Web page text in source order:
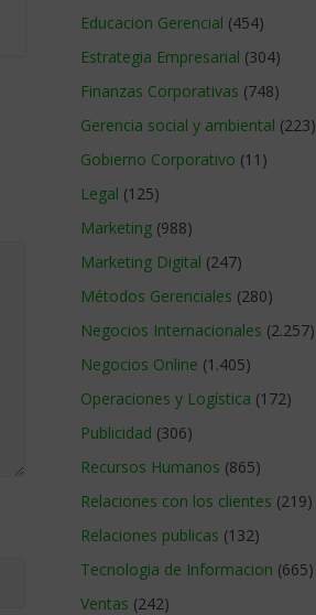
Educacion Gerencial (454)
Estrategia Empresarial (304)
Finanzas Corporativas (748)
Gerencia social y ambiental (223)
Gobierno Corporativo (11)
Legal (125)
Marketing (988)
Marketing Digital (247)
Métodos Gerenciales (280)
Negocios Internacionales (2.257)
Negocios Online (1.405)
Operaciones y Logística (172)
Publicidad (306)
Recursos Humanos (865)
Relaciones con los clientes (219)
Relaciones publicas (132)
Tecnologia de Informacion (665)
Ventas (242)